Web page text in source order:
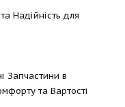
Надійність для
Запчастини в
та Вартості